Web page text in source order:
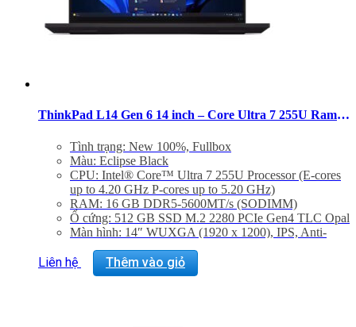
ThinkPad L14 Gen 6 14 inch – Core Ultra 7 255U Ram 16GB SSD 512GB
Tình trạng: New 100%, Fullbox
Màu: Eclipse Black
CPU: Intel® Core™ Ultra 7 255U Processor (E-cores
up to 4.20 GHz P-cores up to 5.20 GHz)
RAM: 16 GB DDR5-5600MT/s (SODIMM)
Ổ cứng: 512 GB SSD M.2 2280 PCIe Gen4 TLC Opal
Màn hình: 14″ WUXGA (1920 x 1200), IPS, Anti-
Graphic Card: Integrated Intel® Graphics
Hệ điều hành: Windows 11 Home 64
Liên hệ Thêm vào giỏ